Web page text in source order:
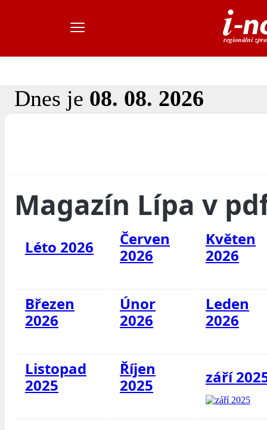
Dnes je 08. 08. 2026
Magazín Lípa v
Léto 2026
Červen
2026
Květen
2026
Březen
2026
Únor
2026
Leden
2026
Listopad
2025
Říjen
2025
září